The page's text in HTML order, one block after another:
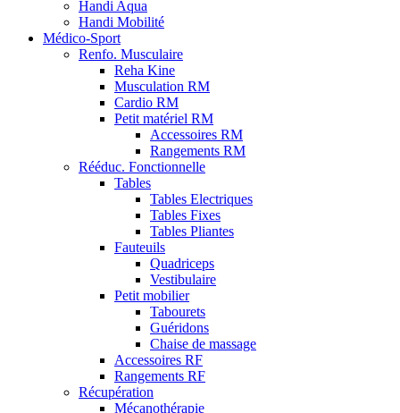
Handi Aqua
Handi Mobilité
Médico-Sport
Renfo. Musculaire
Reha Kine
Musculation RM
Cardio RM
Petit matériel RM
Accessoires RM
Rangements RM
Rééduc. Fonctionnelle
Tables
Tables Electriques
Tables Fixes
Tables Pliantes
Fauteuils
Quadriceps
Vestibulaire
Petit mobilier
Tabourets
Guéridons
Chaise de massage
Accessoires RF
Rangements RF
Récupération
Mécanothérapie